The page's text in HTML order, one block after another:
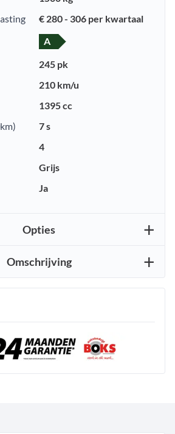
€ 280 - 306 per kwartaal
A
245 pk
210 km/u
1395 cc
7 s
4
Grijs
Ja
Opties
Omschrijving